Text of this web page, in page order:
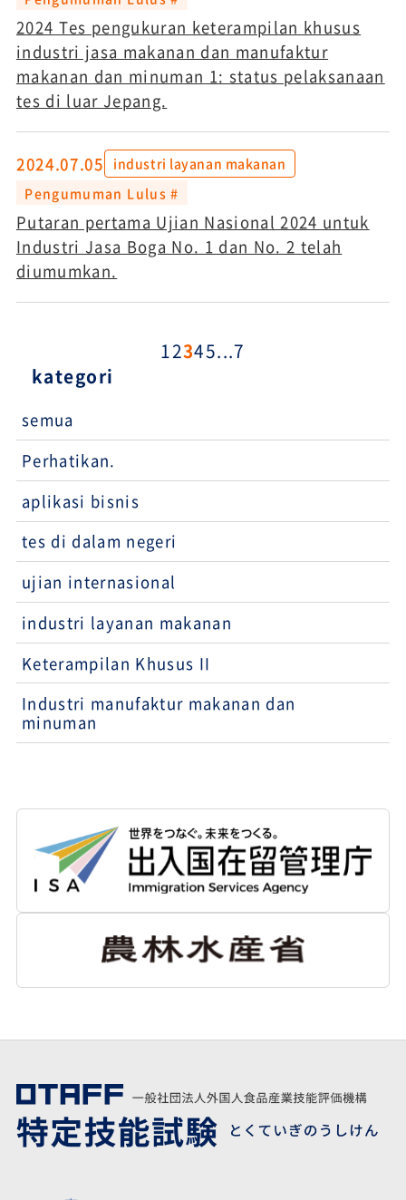
2024 Tes pengukuran keterampilan khusus
industri jasa makanan dan manufaktur
makanan dan minuman 1: status pelaksanaan
tes di luar Jepang.
2024.07.05
industri layanan makanan
Pengumuman Lulus #
Putaran pertama Ujian Nasional 2024 untuk
Industri Jasa Boga No. 1 dan No. 2 telah
diumumkan.
12345...7
kategori
semua
Perhatikan.
aplikasi bisnis
tes di dalam negeri
ujian internasional
industri layanan makanan
Keterampilan Khusus II
Industri manufaktur makanan dan
minuman